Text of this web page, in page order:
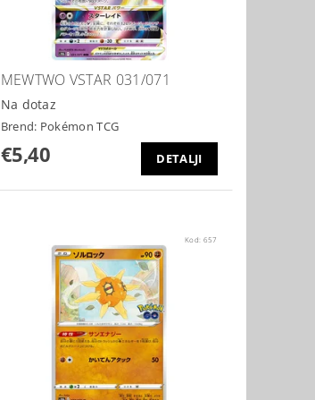
MEWTWO VSTAR 031/071
Na dotaz
Brend: Pokémon TCG
€5,40 DETALJI
Kod: 657